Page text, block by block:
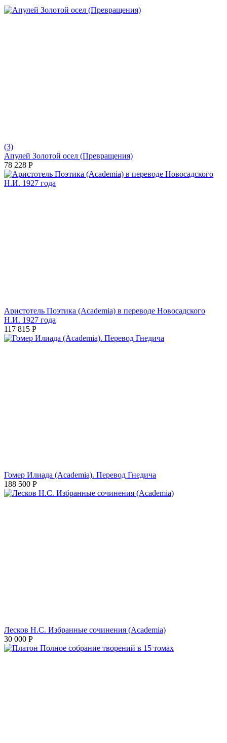
(3)
Апулей Золотой осел (Превращения)
78 228 Р
Аристотель Поэтика (Academia) в переводе Новосадского
Н.И. 1927 года
117 815 Р
Гомер Илиада (Academia). Перевод Гнедича
188 500 Р
Лесков Н.С. Избранные сочинения (Academia)
30 000 Р